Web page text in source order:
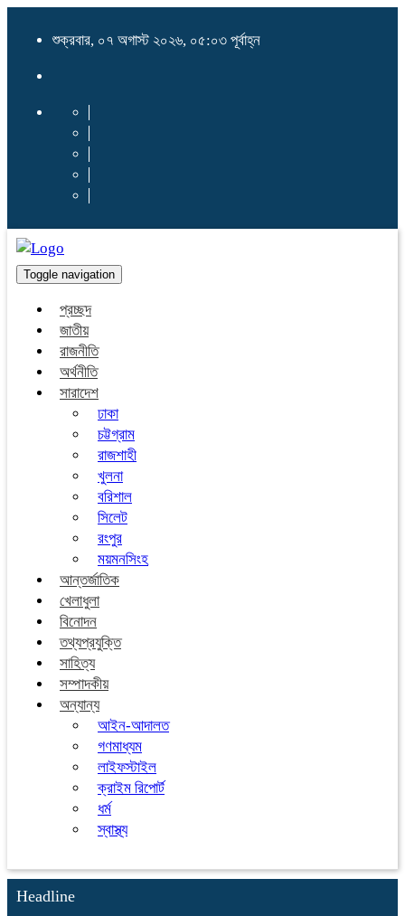
শুক্রবার, ০৭ অগাস্ট ২০২৬, ০৫:০৩ পূর্বাহ্ন
Toggle navigation
প্রচ্ছদ
জাতীয়
রাজনীতি
অর্থনীতি
সারাদেশ
ঢাকা
চট্টগ্রাম
রাজশাহী
খুলনা
বরিশাল
সিলেট
রংপুর
ময়মনসিংহ
আন্তর্জাতিক
খেলাধুলা
বিনোদন
তথ্যপ্রযুক্তি
সাহিত্য
সম্পাদকীয়
অন্যান্য
আইন-আদালত
গণমাধ্যম
লাইফস্টাইল
ক্রাইম রিপোর্ট
ধর্ম
স্বাস্থ্য
Headline